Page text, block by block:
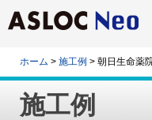
ホーム > 施工例 > 朝日生命薬
施工例